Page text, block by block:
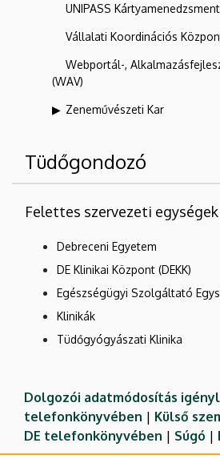
UNIPASS
Vállalati Koordinációs
Webportál-,
(WAV)
Zeneművészeti Kar
Tüdőgondozó
Felettes szervezeti egységek
Debreceni Egyetem
DE Klinikai Központ (DEKK)
Egészségügyi Szolgáltató
Klinikák
Tüdőgyógyászati Klinika
Dolgozói adatmódosítás
telefonkönyvében | Külső
DE telefonkönyvében | Súgó |